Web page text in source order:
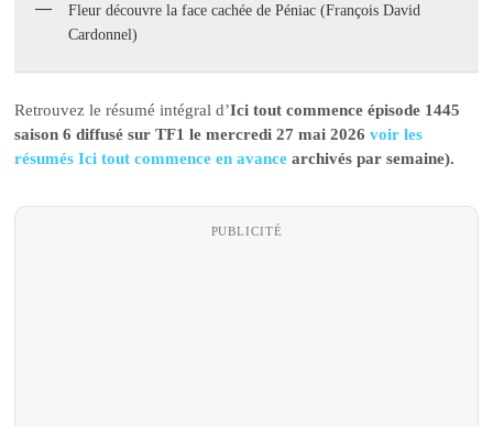
Fleur découvre la face cachée de Péniac (François David
Cardonnel)
Retrouvez le résumé intégral d’Ici tout commence épisode 1445
saison 6 diffusé sur TF1 le mercredi 27 mai 2026voir les
résumés Ici tout commence en avancearchivés par semaine).
PUBLICITÉ